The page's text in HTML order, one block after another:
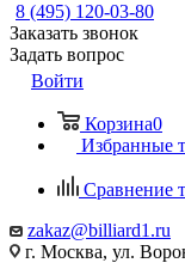
8 (495) 120-03-80
Заказать звонок
Задать вопрос
Войти
Корзина0
Избранные
Сравнение
zakaz@billiard1.ru
г. Москва, ул.